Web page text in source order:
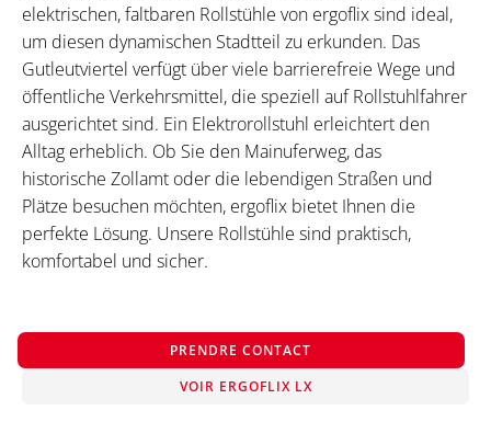
elektrischen, faltbaren Rollstühle von ergoflix sind ideal,
um diesen dynamischen Stadtteil zu erkunden. Das
Gutleutviertel verfügt über viele barrierefreie Wege und
öffentliche Verkehrsmittel, die speziell auf Rollstuhlfahrer
ausgerichtet sind. Ein Elektrorollstuhl erleichtert den
Alltag erheblich. Ob Sie den Mainuferweg, das
historische Zollamt oder die lebendigen Straßen und
Plätze besuchen möchten, ergoflix bietet Ihnen die
perfekte Lösung. Unsere Rollstühle sind praktisch,
komfortabel und sicher.
PRENDRE CONTACT
VOIR ERGOFLIX LX